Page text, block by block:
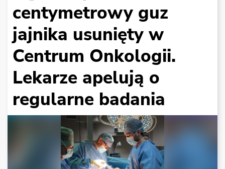
WYDARZENIA
CHIRURGIA ROBOTYCZNA
ESKLEP
centymetrowy guz
jajnika usunięty w
Centrum Onkologii.
Lekarze apelują o
regularne badania